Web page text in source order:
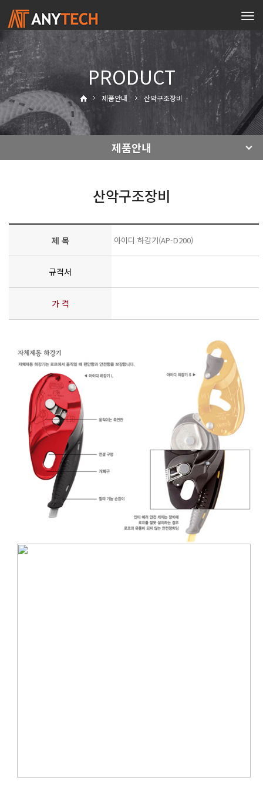
PRODUCT
제품안내 산악구조장비
제품안내
산악구조장비
제 목 아이디 하강기(AP-D200)
규격서
가 격